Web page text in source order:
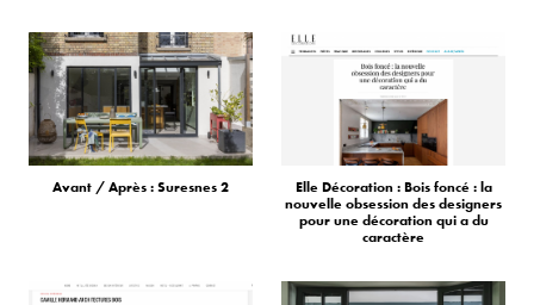
Avant / Après : Suresnes 2
Elle Décoration : Bois foncé : la
nouvelle obsession des designers
pour une décoration qui a du
caractère